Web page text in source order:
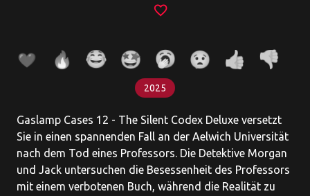
favorite_border
2025
Gaslamp Cases 12 - The Silent Codex Deluxe versetzt
Sie in einen spannenden Fall an der Aelwich Universität
nach dem Tod eines Professors. Die Detektive Morgan
und Jack untersuchen die Besessenheit des Professors
mit einem verbotenen Buch, während die Realität zu